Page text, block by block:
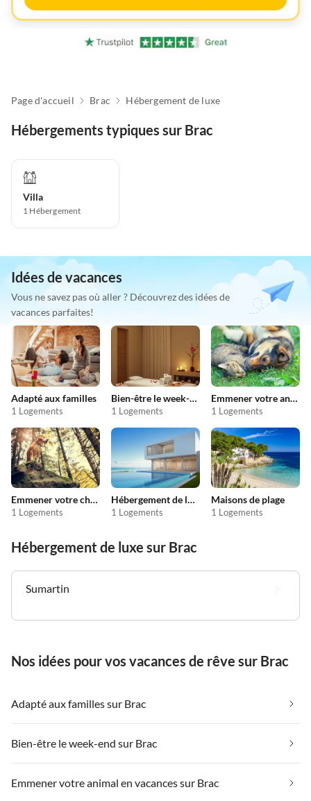
Page d'accueil Brac Hébergement de luxe
Hébergements typiques sur Brac
Villa
1 Hébergement
Idées de vacances
Vous ne savez pas où aller ? Découvrez des idées de
vacances parfaites!
Adapté aux familles
1 Logements
Bien-être le week-end
1 Logements
Emmener votre animal en vacances
1 Logements
Emmener votre chien en vacances
1 Logements
Hébergement de luxe
1 Logements
Maisons de plage
1 Logements
Hébergement de luxe sur Brac
Sumartin
Nos idées pour vos vacances de rêve sur Brac
Adapté aux familles sur Brac
Bien-être le week-end sur Brac
Emmener votre animal en vacances sur Brac